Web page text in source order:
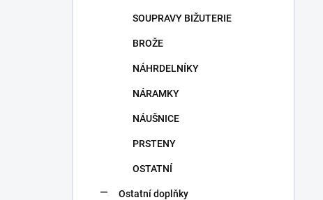
SOUPRAVY BIŽUTERIE
BROŽE
NÁHRDELNÍKY
NÁRAMKY
NÁUŠNICE
PRSTENY
OSTATNÍ
Ostatní doplňky